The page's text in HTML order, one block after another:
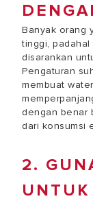
Banyak orang
tinggi,
disarankan
Pengaturan
membuat
dengan benar
dari konsumsi
2.